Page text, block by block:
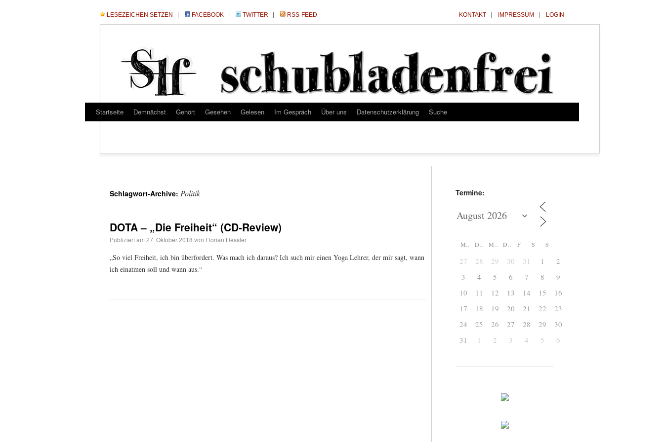
LESEZEICHEN SETZEN FACEBOOK TWITTER RSS-FEED KONTAKT IMPRESSUM LOGIN
Startseite Demnächst Gehört Gesehen Gelesen Im Gespräch Über uns Datenschutzerklärung Suche
Schlagwort-Archive: Politik
DOTA – „Die Freiheit“ (CD-Review)
Publiziert am 27. Oktober 2018 von Florian Hessler
„So viel Freiheit, ich bin überfordert. Was mach ich daraus? Ich such mir einen Yoga Lehrer, der mir sagt, wann
ich einatmen soll und wann aus.“
Termine:
F S S
27 28 29 30 31 1
2
3
4 5 6 7 8
9
10
11 12 13 14 15
16
17
18 19 20 21 22
23
24
25 26 27 28 29
30
31
1 2 3 4 5 6